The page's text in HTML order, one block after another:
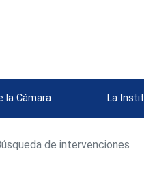
la Cámara La
de intervenciones